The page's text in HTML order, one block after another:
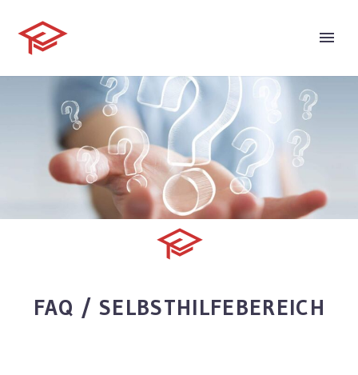
FAQ / SELBSTHILFEBEREICH